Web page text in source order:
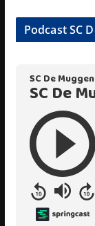
Podcast SC